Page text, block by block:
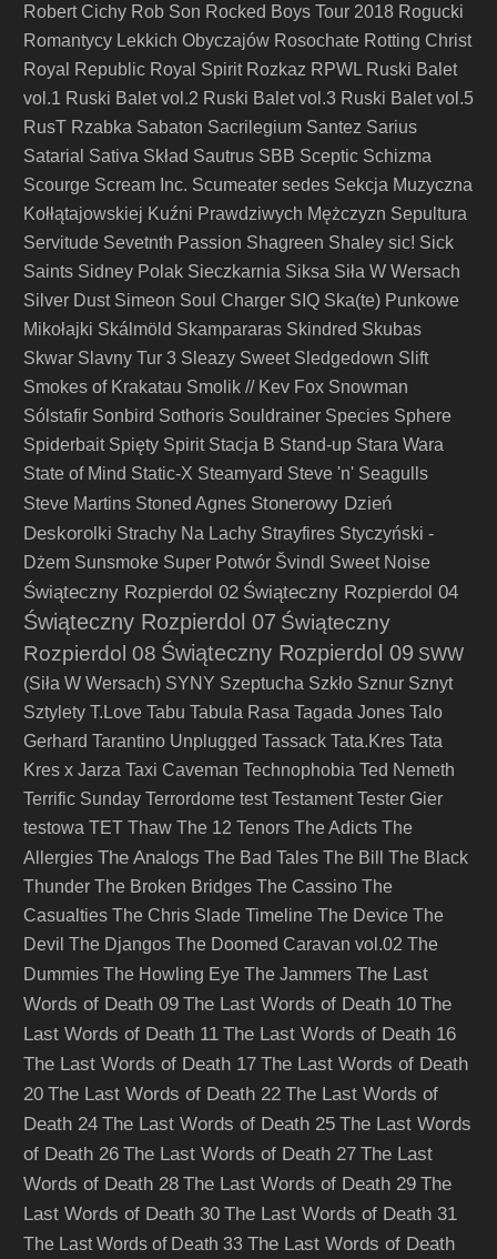
Robert Cichy Rob Son Rocked Boys Tour 2018 Rogucki
Romantycy Lekkich Obyczajów Rosochate Rotting Christ
Royal Republic Royal Spirit Rozkaz RPWL Ruski Balet
vol.1 Ruski Balet vol.2 Ruski Balet vol.3 Ruski Balet vol.5
RusT Rzabka Sabaton Sacrilegium Santez Sarius
Satarial Sativa Skład Sautrus SBB Sceptic Schizma
Scourge Scream Inc. Scumeater sedes Sekcja Muzyczna
Kołłątajowskiej Kuźni Prawdziwych Mężczyzn Sepultura
Servitude Sevetnth Passion Shagreen Shaley sic! Sick
Saints Sidney Polak Sieczkarnia Siksa Siła W Wersach
Silver Dust Simeon Soul Charger SIQ Ska(te) Punkowe
Mikołajki Skálmöld Skampararas Skindred Skubas
Skwar Slavny Tur 3 Sleazy Sweet Sledgedown Slift
Smokes of Krakatau Smolik // Kev Fox Snowman
Sólstafir Sonbird Sothoris Souldrainer Species Sphere
Spiderbait Spięty Spirit Stacja B Stand-up Stara Wara
State of Mind Static-X Steamyard Steve 'n' Seagulls
Steve Martins Stoned Agnes Stonerowy Dzień
Deskorolki Strachy Na Lachy Strayfires Styczyński -
Dżem Sunsmoke Super Potwór Švindl Sweet Noise
Świąteczny Rozpierdol 02 Świąteczny Rozpierdol 04
Świąteczny Rozpierdol 07 Świąteczny
Rozpierdol 08 Świąteczny Rozpierdol 09 SWW
(Siła W Wersach) SYNY Szeptucha Szkło Sznur Sznyt
Sztylety T.Love Tabu Tabula Rasa Tagada Jones Talo
Gerhard Tarantino Unplugged Tassack Tata.Kres Tata
Kres x Jarza Taxi Caveman Technophobia Ted Nemeth
Terrific Sunday Terrordome test Testament Tester Gier
testowa TET Thaw The 12 Tenors The Adicts The
Allergies The Analogs The Bad Tales The Bill
The Black
Thunder The Broken Bridges The Cassino The
Casualties The Chris Slade Timeline The Device The
Devil The Djangos The Doomed Caravan vol.02 The
Dummies The Howling Eye The Jammers The Last
Words of Death 09 The Last Words of Death 10 The
Last Words of Death 11 The Last Words of Death 16
The Last Words of Death 17 The Last Words of Death
20 The Last Words of Death 22 The Last Words of
Death 24 The Last Words of Death 25 The Last Words
of Death 26 The Last Words of Death 27 The Last
Words of Death 28 The Last Words of Death 29 The
Last Words of Death 30 The Last Words of Death 31
The Last Words of Death 33 The Last Words of Death